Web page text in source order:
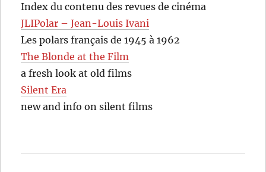
Index du contenu des revues de cinéma
JLIPolar – Jean-Louis Ivani
Les polars français de 1945 à 1962
The Blonde at the Film
a fresh look at old films
Silent Era
new and info on silent films